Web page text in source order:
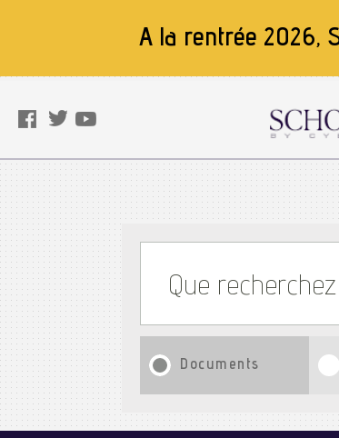
A la rentrée 2026,
Documents